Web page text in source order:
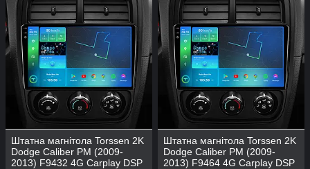
Штатна магнітола Torssen 2K
Dodge Caliber PM (2009-
2013) F9432 4G Carplay DSP
Штатна магнітола Torssen 2K
Dodge Caliber PM (2009-
2013) F9464 4G Carplay DSP